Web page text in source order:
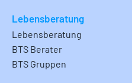
Lebensberatung
Lebensberatung
BTS Berater
BTS Gruppen